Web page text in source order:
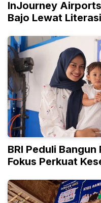
InJourney
Bajo Lewat
BRI Peduli
Fokus Perkuat